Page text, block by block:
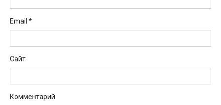
Email *
Сайт
Комментарий